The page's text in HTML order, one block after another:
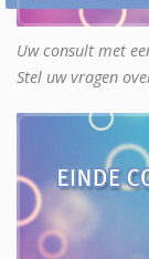
Uw consult met
Stel uw vragen